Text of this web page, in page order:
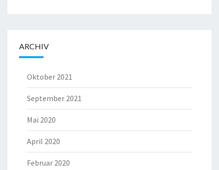
ARCHIV
Oktober 2021
September 2021
Mai 2020
April 2020
Februar 2020